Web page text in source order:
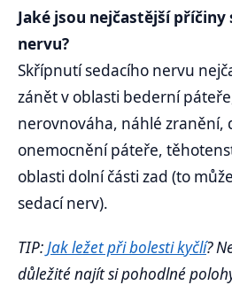
Jaké jsou nejčastější
nervu?
Skřípnutí sedacího nervu
zánět v oblasti bederní
nerovnováha, náhlé zranění,
onemocnění páteře,
oblasti dolní části zad (to
sedací nerv).
TIP:Jak ležet při bolesti kyčlí?
důležité najít si pohodlné